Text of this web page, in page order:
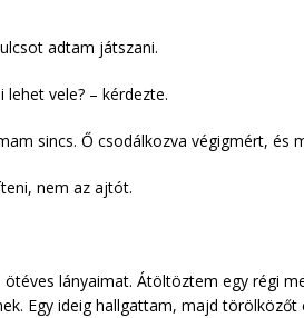
adtam játszani.
vele? – kérdezte.
sincs. Ő csodálkozva végigmért, és
nem az ajtót.
lányaimat. Átöltöztem egy régi
Egy ideig hallgattam, majd